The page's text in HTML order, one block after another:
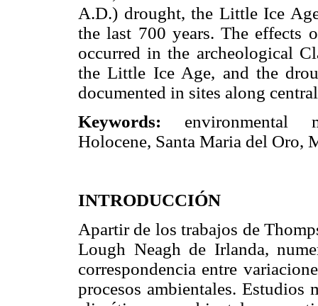
A.D.) drought, the Little Ice
the last 700 years. The effects
occurred in the archeological
the Little Ice Age, and the
documented in sites along
Keywords: environmental
Holocene, Santa Maria del Oro,
INTRODUCCIÓN
Apartir de los trabajos de
Lough Neagh de Irlanda,
correspondencia entre
procesos ambientales. Estudios